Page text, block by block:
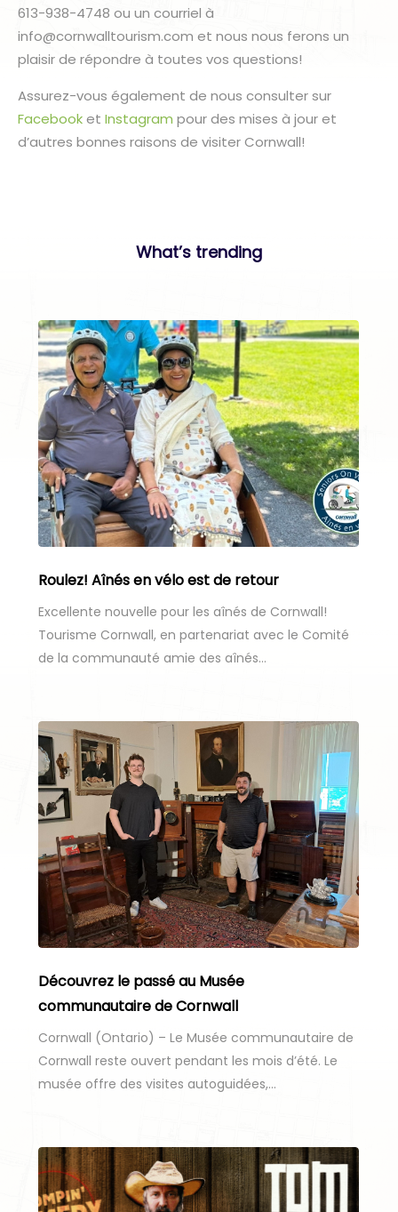
613-938-4748 ou un courriel à
info@cornwalltourism.com et nous nous ferons un
plaisir de répondre à toutes vos questions!
Assurez-vous également de nous consulter sur
Facebooket Instagram pour des mises à jour et
d’autres bonnes raisons de visiter Cornwall!
What’s trending
Roulez! Aînés en vélo est de retour
Excellente nouvelle pour les aînés de Cornwall!
Tourisme Cornwall, en partenariat avec le Comité
de la communauté amie des aînés…
Découvrez le passé au Musée
communautaire de Cornwall
Cornwall (Ontario) – Le Musée communautaire de
Cornwall reste ouvert pendant les mois d’été. Le
musée offre des visites autoguidées,…